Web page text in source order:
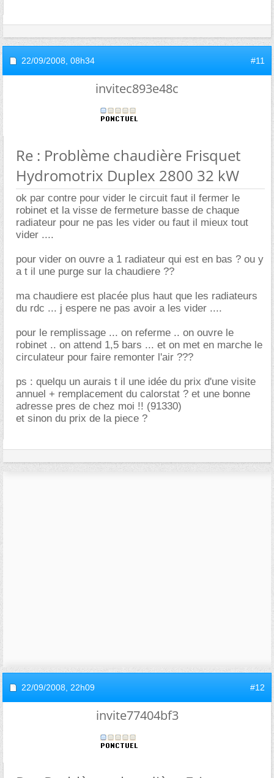
22/09/2008, 08h34 #11
invitec893e48c
Re : Problème chaudière Frisquet
Hydromotrix Duplex 2800 32 kW
ok par contre pour vider le circuit faut il fermer le
robinet et la visse de fermeture basse de chaque
radiateur pour ne pas les vider ou faut il mieux tout
vider ....
pour vider on ouvre a 1 radiateur qui est en bas ? ou y
a t il une purge sur la chaudiere ??
ma chaudiere est placée plus haut que les radiateurs
du rdc ... j espere ne pas avoir a les vider ....
pour le remplissage ... on referme .. on ouvre le
robinet .. on attend 1,5 bars ... et on met en marche le
circulateur pour faire remonter l'air ???
ps : quelqu un aurais t il une idée du prix d'une visite
annuel + remplacement du calorstat ? et une bonne
adresse pres de chez moi !! (91330)
et sinon du prix de la piece ?
22/09/2008, 22h09 #12
invite77404bf3